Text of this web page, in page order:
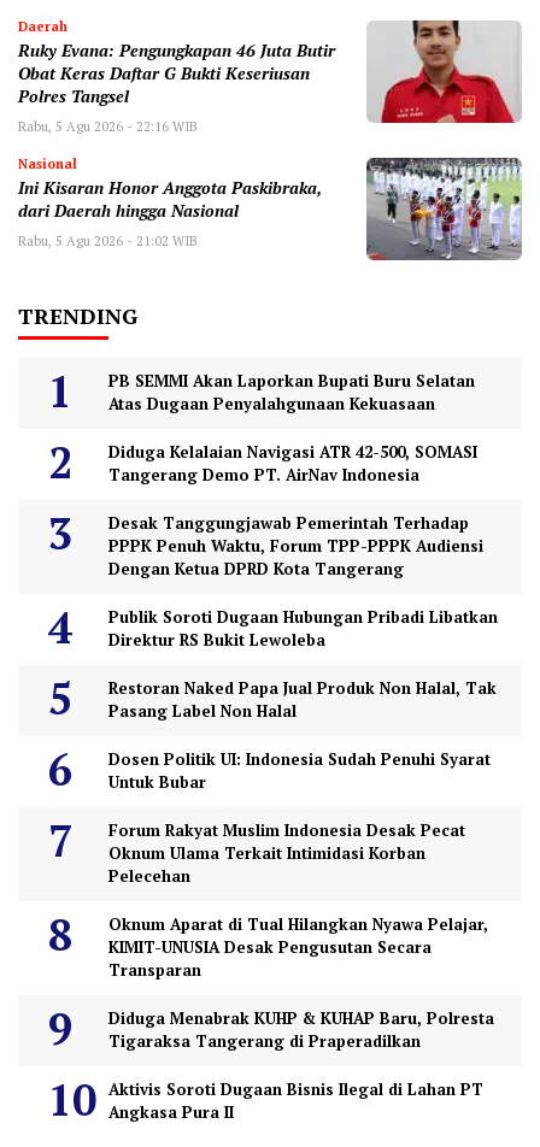
Daerah
‎Ruky Evana: Pengungkapan 46 Juta Butir
Obat Keras Daftar G Bukti Keseriusan
Polres Tangsel
Rabu, 5 Agu 2026 - 22:16 WIB
Nasional
Ini Kisaran Honor Anggota Paskibraka,
dari Daerah hingga Nasional
Rabu, 5 Agu 2026 - 21:02 WIB
TRENDING
PB SEMMI Akan Laporkan Bupati Buru Selatan
Atas Dugaan Penyalahgunaan Kekuasaan
Diduga Kelalaian Navigasi ATR 42-500, SOMASI
Tangerang Demo PT. AirNav Indonesia
Desak Tanggungjawab Pemerintah Terhadap
PPPK Penuh Waktu, Forum TPP-PPPK Audiensi
Dengan Ketua DPRD Kota Tangerang
Publik Soroti Dugaan Hubungan Pribadi Libatkan
Direktur RS Bukit Lewoleba
Restoran Naked Papa Jual Produk Non Halal, Tak
Pasang Label Non Halal
Dosen Politik UI: Indonesia Sudah Penuhi Syarat
Untuk Bubar
Forum Rakyat Muslim Indonesia Desak Pecat
Oknum Ulama Terkait Intimidasi Korban
Pelecehan
Oknum Aparat di Tual Hilangkan Nyawa Pelajar,
KIMIT-UNUSIA Desak Pengusutan Secara
Transparan
Diduga Menabrak KUHP & KUHAP Baru, Polresta
Tigaraksa Tangerang di Praperadilkan
Aktivis Soroti Dugaan Bisnis Ilegal di Lahan PT
Angkasa Pura II